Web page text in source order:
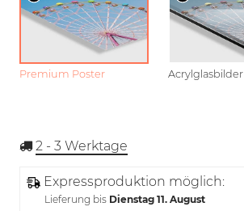
Premium Poster Acrylglasbilder
2 - 3 Werktage
Expressproduktion möglich:
Lieferung bis Dienstag 11. August